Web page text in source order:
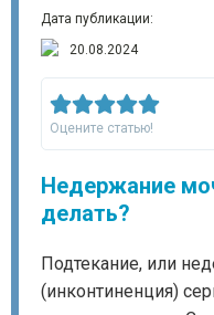
Дата публикации:
20.08.2024
Оцените статью!
Недержание
делать?
Подтекание, или
(инконтиненция)